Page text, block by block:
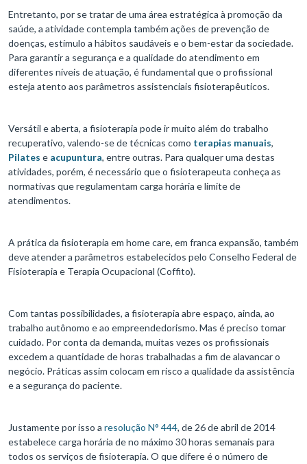
Entretanto, por se tratar de uma área estratégica à promoção da
saúde, a atividade contempla também ações de prevenção de
doenças, estímulo a hábitos saudáveis e o bem-estar da sociedade.
Para garantir a segurança e a qualidade do atendimento em
diferentes níveis de atuação, é fundamental que o profissional
esteja atento aos parâmetros assistenciais fisioterapêuticos.
Versátil e aberta, a fisioterapia pode ir muito além do trabalho
recuperativo, valendo-se de técnicas como terapias manuais,
Pilates e acupuntura, entre outras. Para qualquer uma destas
atividades, porém, é necessário que o fisioterapeuta conheça as
normativas que regulamentam carga horária e limite de
atendimentos.
A prática da fisioterapia em home care, em franca expansão, também
deve atender a parâmetros estabelecidos pelo Conselho Federal de
Fisioterapia e Terapia Ocupacional (Coffito).
Com tantas possibilidades, a fisioterapia abre espaço, ainda, ao
trabalho autônomo e ao empreendedorismo. Mas é preciso tomar
cuidado. Por conta da demanda, muitas vezes os profissionais
excedem a quantidade de horas trabalhadas a fim de alavancar o
negócio. Práticas assim colocam em risco a qualidade da assistência
e a segurança do paciente.
Justamente por isso a resolução N° 444, de 26 de abril de 2014
estabelece carga horária de no máximo 30 horas semanais para
todos os serviços de fisioterapia. O que difere é o número de